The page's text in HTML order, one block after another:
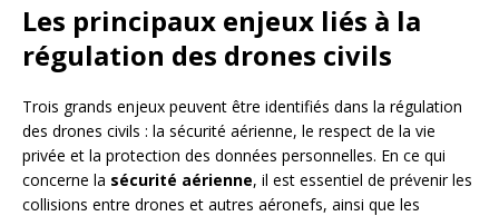
Les principaux enjeux liés à la
régulation des drones civils
Trois grands enjeux peuvent être identifiés dans la régulation
des drones civils : la sécurité aérienne, le respect de la vie
privée et la protection des données personnelles. En ce qui
concerne la sécurité aérienne, il est essentiel de prévenir les
collisions entre drones et autres aéronefs, ainsi que les